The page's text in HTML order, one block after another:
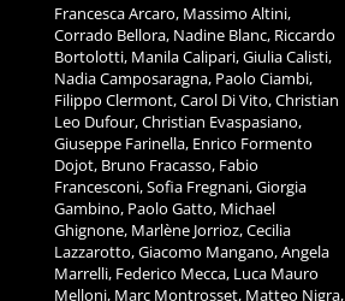
Francesca Arcaro, Massimo Altini,
Corrado Bellora, Nadine Blanc, Riccardo
Bortolotti, Manila Calipari, Giulia Calisti,
Nadia Camposaragna, Paolo Ciambi,
Filippo Clermont, Carol Di Vito, Christian
Leo Dufour, Christian Evaspasiano,
Giuseppe Farinella, Enrico Formento
Dojot, Bruno Fracasso, Fabio
Francesconi, Sofia Fregnani, Giorgia
Gambino, Paolo Gatto, Michael
Ghignone, Marlène Jorrioz, Cecilia
Lazzarotto, Giacomo Mangano, Angela
Marrelli, Federico Mecca, Luca Mauro
Melloni, Marc Montrosset, Matteo Nigra,